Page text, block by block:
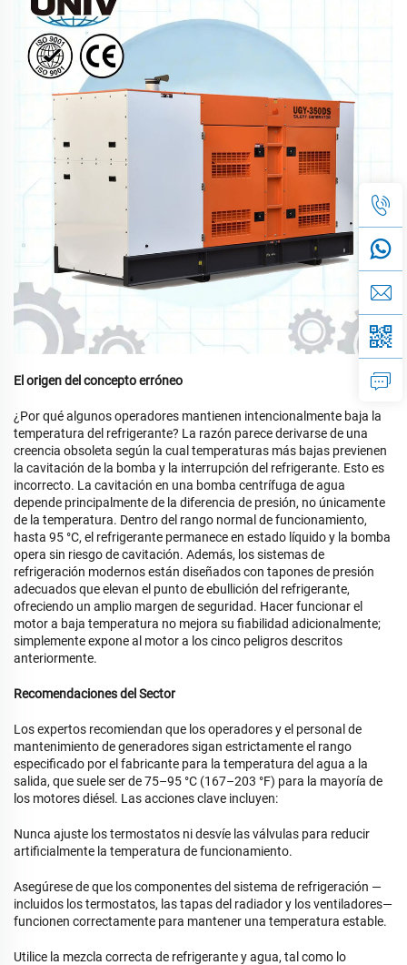
El origen del concepto erróneo
¿Por qué algunos operadores mantienen intencionalmente baja la
temperatura del refrigerante? La razón parece derivarse de una
creencia obsoleta según la cual temperaturas más bajas previenen
la cavitación de la bomba y la interrupción del refrigerante. Esto es
incorrecto. La cavitación en una bomba centrífuga de agua
depende principalmente de la diferencia de presión, no únicamente
de la temperatura. Dentro del rango normal de funcionamiento,
hasta 95 °C, el refrigerante permanece en estado líquido y la bomba
opera sin riesgo de cavitación. Además, los sistemas de
refrigeración modernos están diseñados con tapones de presión
adecuados que elevan el punto de ebullición del refrigerante,
ofreciendo un amplio margen de seguridad. Hacer funcionar el
motor a baja temperatura no mejora su fiabilidad adicionalmente;
simplemente expone al motor a los cinco peligros descritos
anteriormente.
Recomendaciones del Sector
Los expertos recomiendan que los operadores y el personal de
mantenimiento de generadores sigan estrictamente el rango
especificado por el fabricante para la temperatura del agua a la
salida, que suele ser de 75–95 °C (167–203 °F) para la mayoría de
los motores diésel. Las acciones clave incluyen:
Nunca ajuste los termostatos ni desvíe las válvulas para reducir
artificialmente la temperatura de funcionamiento.
Asegúrese de que los componentes del sistema de refrigeración —
incluidos los termostatos, las tapas del radiador y los ventiladores—
funcionen correctamente para mantener una temperatura estable.
Utilice la mezcla correcta de refrigerante y agua, tal como lo